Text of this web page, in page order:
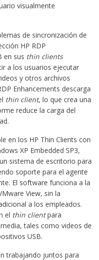
visualmente
de sincronización de
HP RDP
en sus thin clients
a los usuarios ejecutar
y otros archivos
Enhancements descarga
thin client, lo que crea una
reduce la carga del
en los HP Thin Clients con
XP Embedded SP3,
sistema de escritorio para
soporte para el agente
El software funciona a la
View, sin la
a los empleados.
el thin clientpara
tales como videos de
USB.
trabajando juntos para